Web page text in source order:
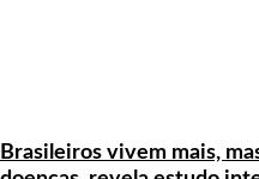
Brasileiros vivem mais,